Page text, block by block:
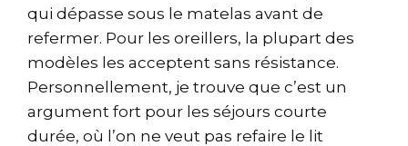
qui dépasse sous le matelas avant de
refermer. Pour les oreillers, la plupart des
modèles les acceptent sans résistance.
Personnellement, je trouve que c’est un
argument fort pour les séjours courte
durée, où l’on ne veut pas refaire le lit